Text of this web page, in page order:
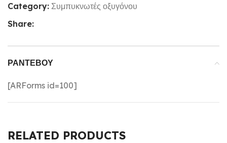
Category: Συμπυκνωτές οξυγόνου
Share:
ΡΑΝΤΕΒΟΎ
[ARForms id=100]
RELATED PRODUCTS